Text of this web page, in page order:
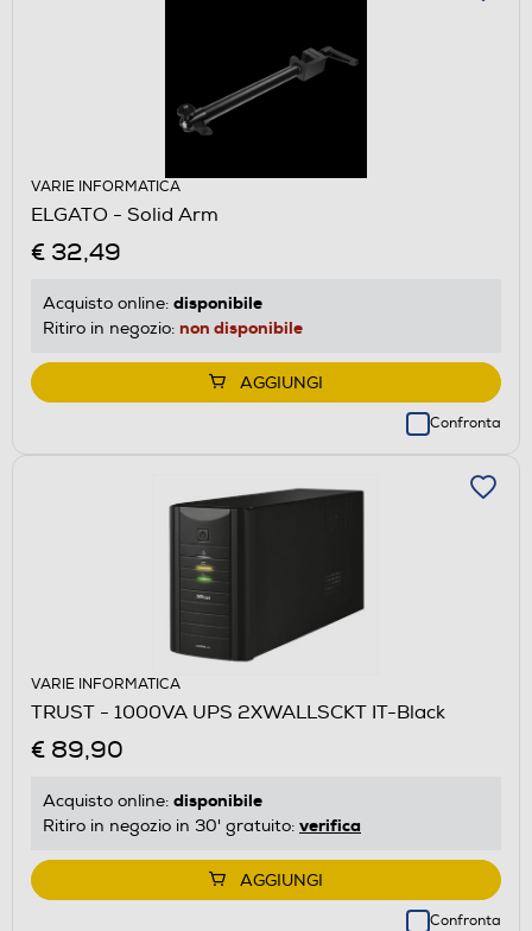
VARIE INFORMATICA
ELGATO - Solid Arm
€ 32,49
Acquisto online: disponibile
Ritiro in negozio: non disponibile
AGGIUNGI
Confronta
VARIE INFORMATICA
TRUST - 1000VA UPS 2XWALLSCKT IT-Black
€ 89,90
Acquisto online: disponibile
Ritiro in negozio in 30' gratuito: verifica
AGGIUNGI
Confronta